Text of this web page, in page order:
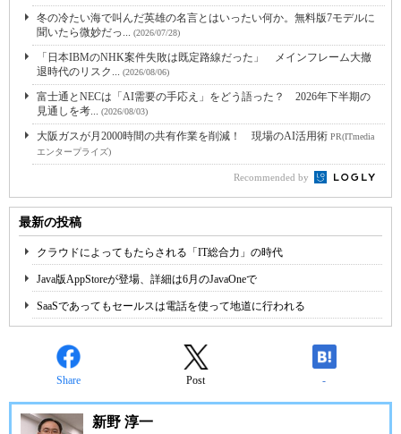
冬の冷たい海で叫んだ英雄の名言とはいったい何か。無料版7モデルに
聞いたら微妙だっ...
(2026/07/28)
「日本IBMのNHK案件失敗は既定路線だった」 メインフレーム大撤
退時代のリスク...
(2026/08/06)
富士通とNECは「AI需要の手応え」をどう語った？ 2026年下半期の
見通しを考...
(2026/08/03)
大阪ガスが月2000時間の共有作業を削減！ 現場のAI活用術 PR(ITmedia
エンタープライズ)
Recommended by
最新の投稿
クラウドによってもたらされる「IT総合力」の時代
Java版AppStoreが登場、詳細は6月のJavaOneで
SaaSであってもセールスは電話を使って地道に行われる
Share Post -
新野 淳一